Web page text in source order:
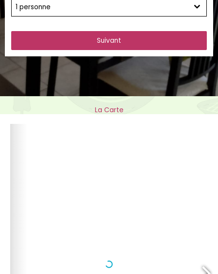
1 personne
Suivant
La Carte